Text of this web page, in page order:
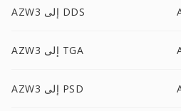
AZW3 إلى DDS
AZW3 إلى TGA
AZW3 إلى PSD